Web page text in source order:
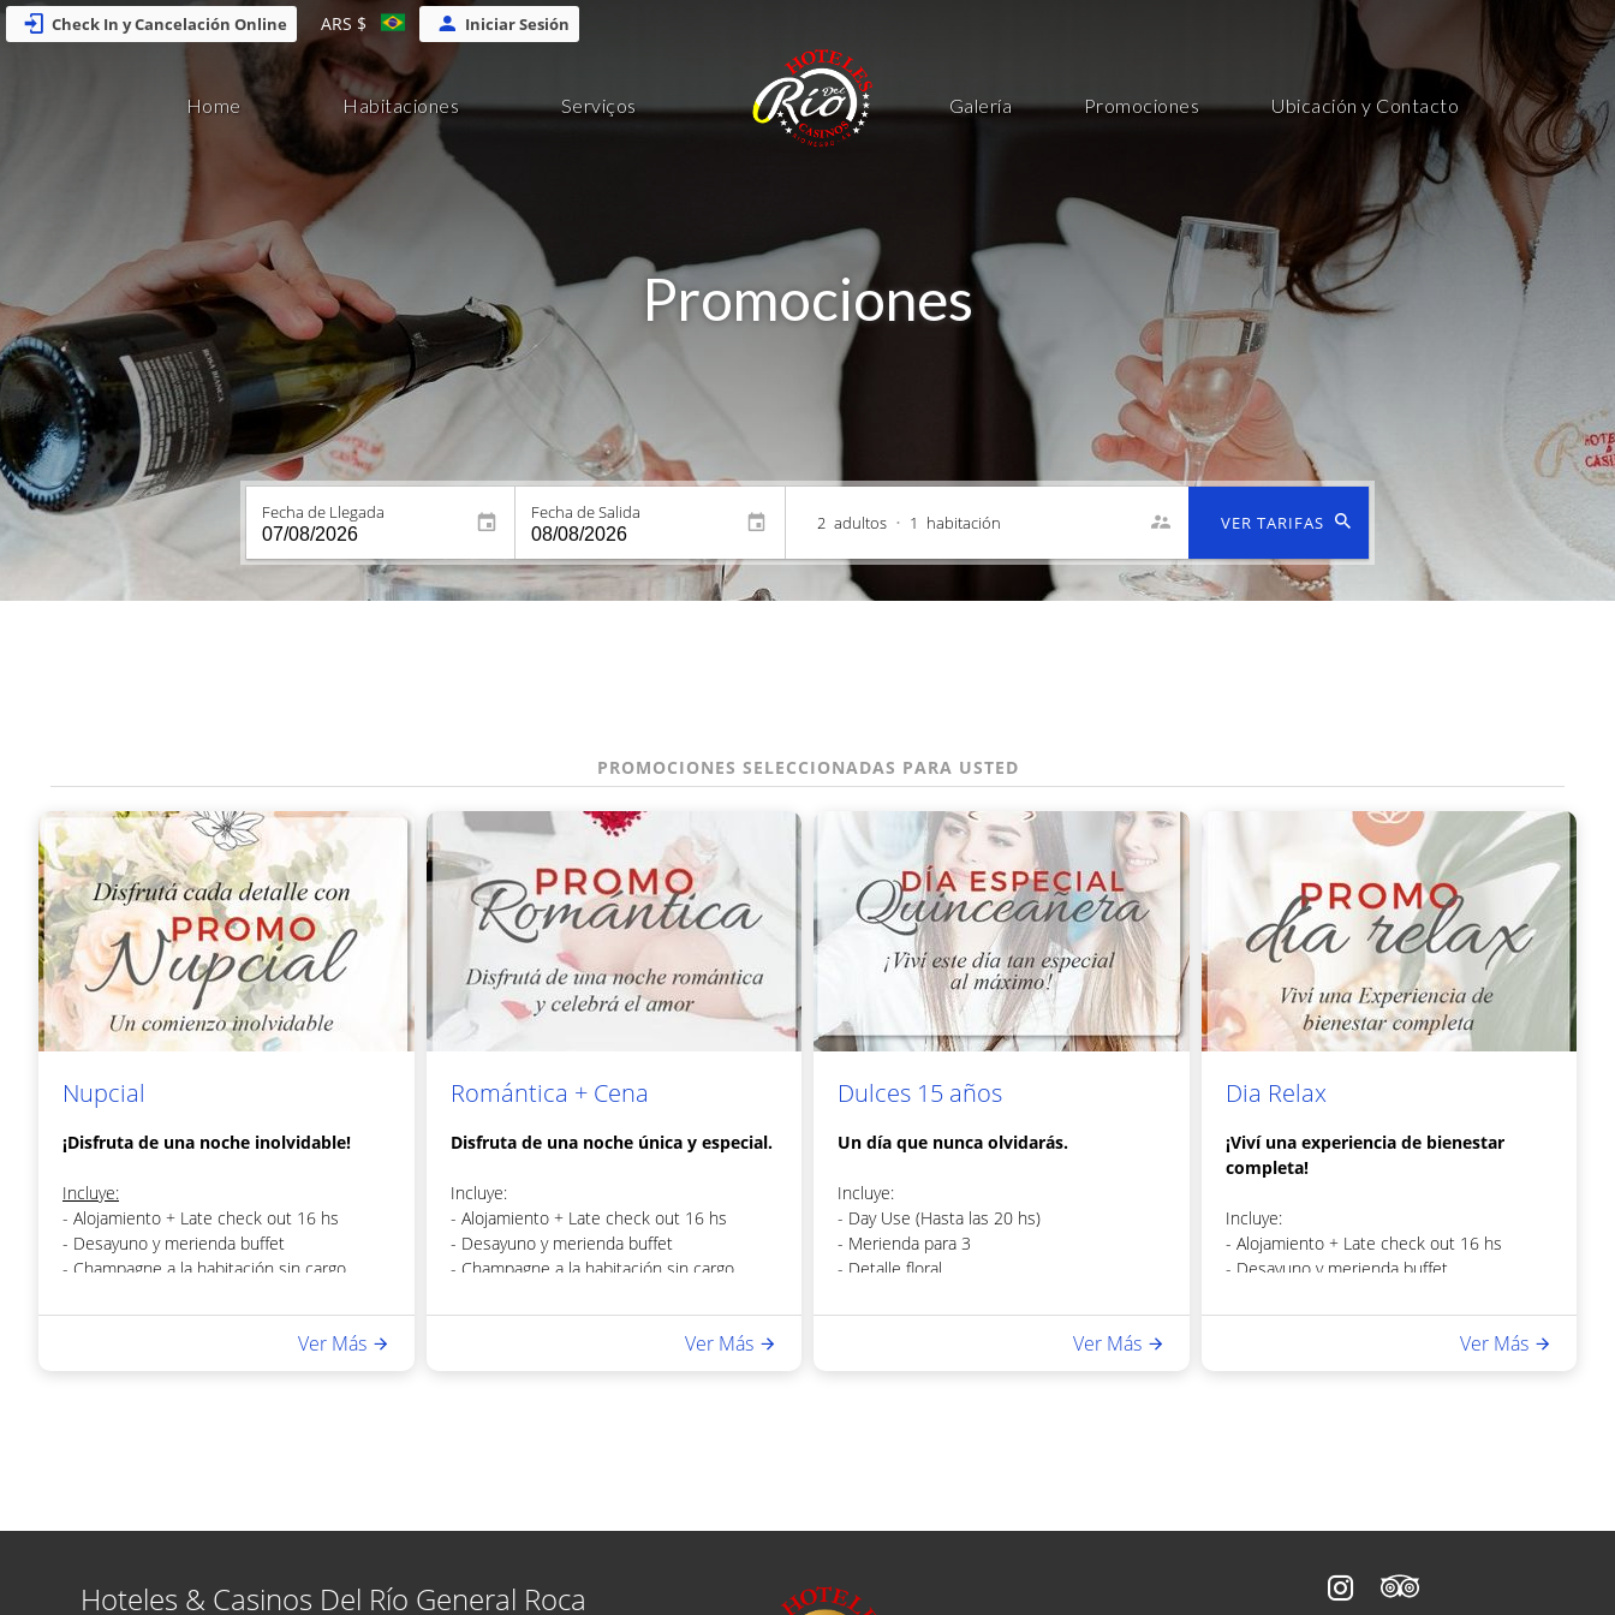
Check In y Cancelación Online ARS $ Iniciar Sesión
Home Habitaciones Serviços Galería Promociones Ubicación y Contacto
Fecha de Llegada Fecha de Salida 2 adultos • 1 habitación VER TARIFAS
Promociones
PROMOCIONES SELECCIONADAS PARA USTED
Nupcial
¡Disfruta de una noche inolvidable!
Incluye:
- Alojamiento + Late check out 16 hs
- Desayuno y merienda buffet
- Champagne a la habitación sin cargo
- Cortesías dulces
- Trago de bienvenida
Ver Más
Romántica + Cena
Disfruta de una noche única y especial.
Incluye:
- Alojamiento + Late check out 16 hs
- Desayuno y merienda buffet
- Champagne a la habitación sin cargo
- Cortesías dulces
- Trago de bienvenida
Ver Más
Dulces 15 años
Un día que nunca olvidarás.
Incluye:
- Day Use (Hasta las 20 hs)
- Merienda para 3
- Detalle floral
- Acceso a sauna y gimnasio
Ver Más
Dia Relax
¡Viví una experiencia de bienestar
completa!
Incluye:
- Alojamiento + Late check out 16 hs
- Desayuno y merienda buffet
- Cortesías dulces
- Masajes
Ver Más
Hoteles & Casinos Del Río General Roca